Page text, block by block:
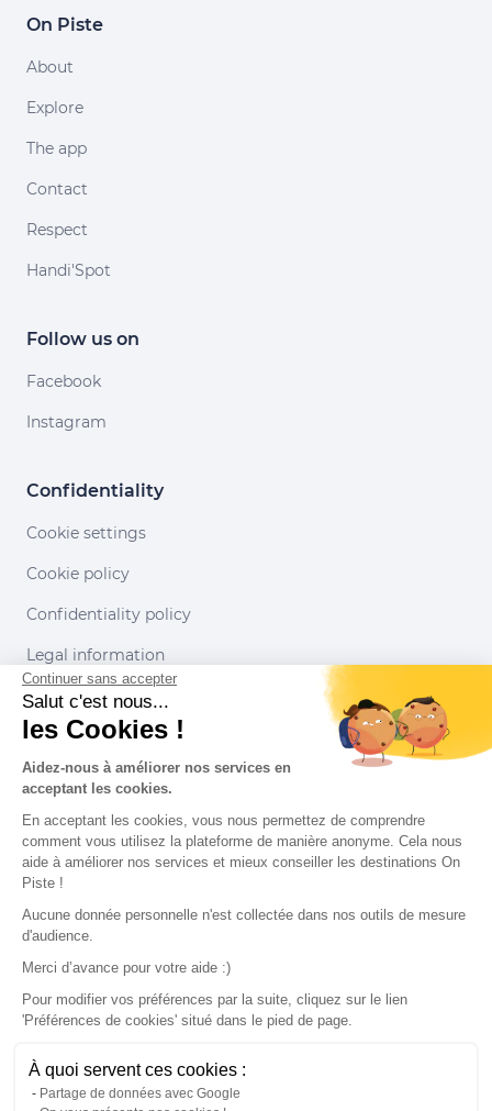
On Piste
About
Explore
The app
Contact
Respect
Handi'Spot
Follow us on
Facebook
Instagram
Confidentiality
Cookie settings
Cookie policy
Confidentiality policy
Legal information
Conditions of use
Our partners
v. 1.45.0
Continuer sans accepter
Salut c'est nous...
les Cookies !
Aidez-nous à améliorer nos services en
acceptant les cookies.
En acceptant les cookies, vous nous permettez de comprendre
comment vous utilisez la plateforme de manière anonyme. Cela nous
aide à améliorer nos services et mieux conseiller les destinations On
Piste !
Aucune donnée personnelle n'est collectée dans nos outils de mesure
d'audience.
Merci d’avance pour votre aide :)
Pour modifier vos préférences par la suite, cliquez sur le lien
'Préférences de cookies' situé dans le pied de page.
À quoi servent ces cookies :
Partage de données avec Google